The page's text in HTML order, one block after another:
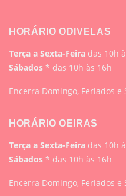
HORÁRIO ODIVELAS
Terça a Sexta-Feira das 10h
Sábados * das 10h às 16h
Encerra Domingo, Feriados e
HORÁRIO OEIRAS
Terça a Sexta-Feira das 10h
Sábados * das 10h às 16h
Encerra Domingo, Feriados e